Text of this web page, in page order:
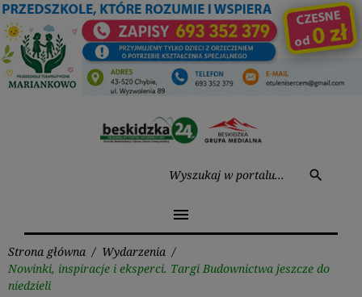
Przejdź
do
treści
search
menu
Strona główna / Wydarzenia /
Nowinki, inspiracje i eksperci. Targi Budownictwa jeszcze do
niedzieli